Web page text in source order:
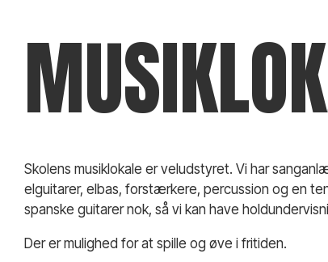
Skolens musiklokale er veludstyret. Vi har
elguitarer, elbas, forstærkere, percussion og en
spanske guitarer nok, så vi kan have
Der er mulighed for at spille og øve i fritiden.